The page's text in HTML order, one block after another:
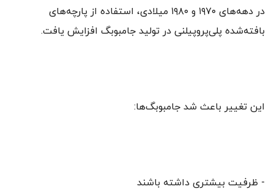
در دهه‌های ۱۹۷۰ و ۱۹۸۰ میلادی، استفاده از پارچه‌های
بافته‌شده پلی‌پروپیلنی در تولید جامبوبگ افزایش یافت.
این تغییر باعث شد جامبوبگ‌ها:
- ظرفیت بیشتری داشته باشند